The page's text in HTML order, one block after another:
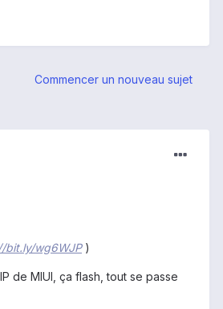
Commencer un nouveau sujet
bit.ly/wg6WJP)
de MIUI, ça flash, tout se passe